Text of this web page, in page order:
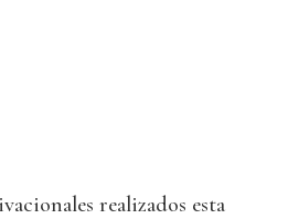
realizados esta